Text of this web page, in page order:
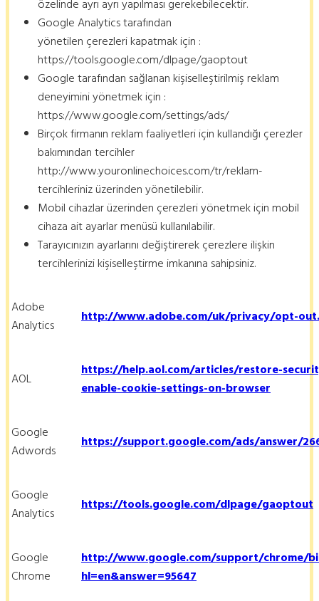
özelinde ayrı ayrı yapılması gerekebilecektir.
Google Analytics tarafından
yönetilen çerezleri kapatmak için :
https://tools.google.com/dlpage/gaoptout
Google tarafından sağlanan kişiselleştirilmiş reklam
deneyimini yönetmek için :
https://www.google.com/settings/ads/
Birçok firmanın reklam faaliyetleri için kullandığı çerezler
bakımından tercihler
http://www.youronlinechoices.com/tr/reklam-
tercihleriniz üzerinden yönetilebilir.
Mobil cihazlar üzerinden çerezleri yönetmek için mobil
cihaza ait ayarlar menüsü kullanılabilir.
Tarayıcınızın ayarlarını değiştirerek çerezlere ilişkin
tercihlerinizi kişiselleştirme imkanına sahipsiniz.
Adobe
Analytics
http://www.adobe.com/uk/privacy/opt-
AOL
https://help.aol.com/articles/restore-
enable-cookie-settings-on-browser
Google
Adwords
https://support.google.com/ads/answer/
Google
Analytics
https://tools.google.com/dlpage/gaoptout
Google
Chrome
http://www.google.com/support/chrome/
hl=en&answer=95647